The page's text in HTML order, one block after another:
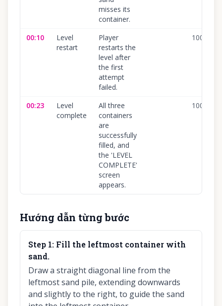
misses its
container.
00:10
Level
restart
Player
restarts the
level after
the first
attempt
failed.
100
00:23
Level
complete
All three
containers
are
successfully
filled, and
the 'LEVEL
COMPLETE'
screen
appears.
100
Hướng dẫn từng bước
Step 1: Fill the leftmost container with
sand.
Draw a straight diagonal line from the
leftmost sand pile, extending downwards
and slightly to the right, to guide the sand